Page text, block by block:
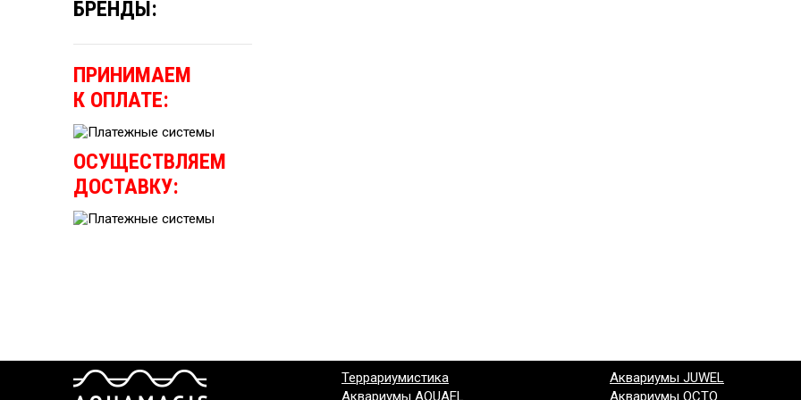
БРЕНДЫ:
ПРИНИМАЕМ
К ОПЛАТЕ:
ОСУЩЕСТВЛЯЕМ
ДОСТАВКУ:
Террариумистика
Аквариумы AQUAEL
Аквариумы JUWEL
Аквариумы OCTO